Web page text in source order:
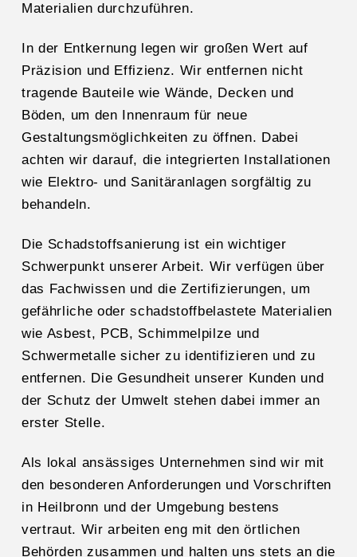
Materialien durchzuführen.
In der Entkernung legen wir großen Wert auf
Präzision und Effizienz. Wir entfernen nicht
tragende Bauteile wie Wände, Decken und
Böden, um den Innenraum für neue
Gestaltungsmöglichkeiten zu öffnen. Dabei
achten wir darauf, die integrierten Installationen
wie Elektro- und Sanitäranlagen sorgfältig zu
behandeln.
Die Schadstoffsanierung ist ein wichtiger
Schwerpunkt unserer Arbeit. Wir verfügen über
das Fachwissen und die Zertifizierungen, um
gefährliche oder schadstoffbelastete Materialien
wie Asbest, PCB, Schimmelpilze und
Schwermetalle sicher zu identifizieren und zu
entfernen. Die Gesundheit unserer Kunden und
der Schutz der Umwelt stehen dabei immer an
erster Stelle.
Als lokal ansässiges Unternehmen sind wir mit
den besonderen Anforderungen und Vorschriften
in Heilbronn und der Umgebung bestens
vertraut. Wir arbeiten eng mit den örtlichen
Behörden zusammen und halten uns stets an die